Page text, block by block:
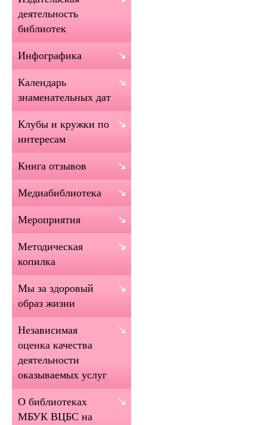
деятельность
библиотек
Инфографика
Календарь
знаменательных дат
Клубы и кружки по
интересам
Книга отзывов
Медиабиблиотека
Мероприятия
Методическая
копилка
Мы за здоровый
образ жизни
Независимая
оценка качества
деятельности
оказываемых услуг
О библиотеках
МБУК ВЦБС на